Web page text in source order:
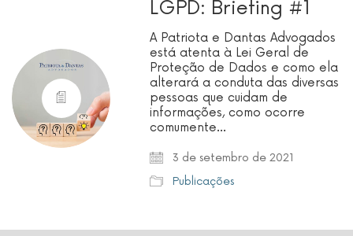
LGPD: Briefing #1
A Patriota e Dantas Advogados
está atenta à Lei Geral de
Proteção de Dados e como ela
alterará a conduta das diversas
pessoas que cuidam de
informações, como ocorre
comumente…
3 de setembro de 2021
Publicações